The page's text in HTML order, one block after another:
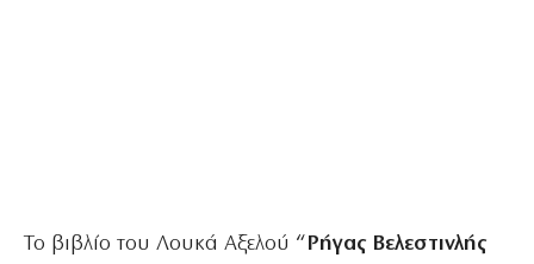
Το βιβλίο του Λουκά Αξελού “ Ρήγας Βελεστινλής